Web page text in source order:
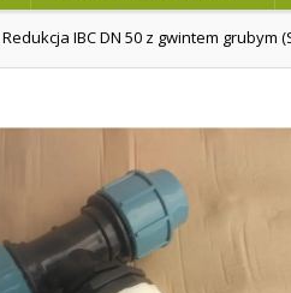
Redukcja IBC DN 50 z gwintem grubym